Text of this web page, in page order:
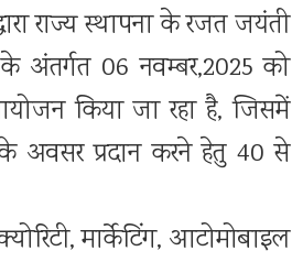
राज्य स्थापना के रजत जयंती
अंतर्गत 06 नवम्बर,2025 को
किया जा रहा है, जिसमें
अवसर प्रदान करने हेतु 40 से
मार्केटिंग, आटोमोबाइल